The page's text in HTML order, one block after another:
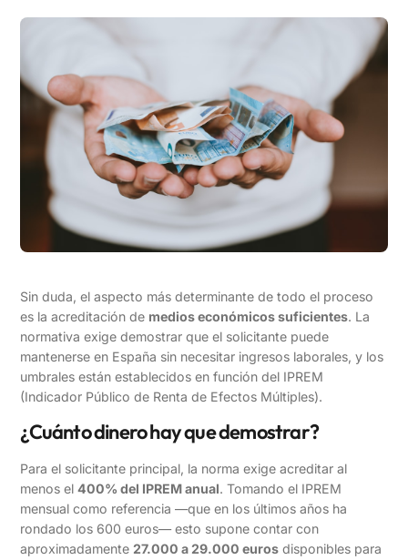
Sin duda, el aspecto más determinante de todo el proceso
es la acreditación de medios económicos suficientes. La
normativa exige demostrar que el solicitante puede
mantenerse en España sin necesitar ingresos laborales, y los
umbrales están establecidos en función del IPREM
(Indicador Público de Renta de Efectos Múltiples).
¿Cuánto dinero hay que demostrar?
Para el solicitante principal, la norma exige acreditar al
menos el400% del IPREM anual. Tomando el IPREM
mensual como referencia —que en los últimos años ha
rondado los 600 euros— esto supone contar con
aproximadamente 27.000 a 29.000 euros disponibles para